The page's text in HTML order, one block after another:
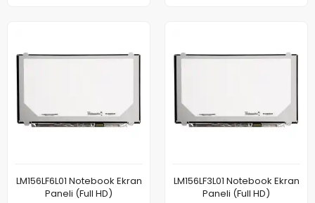
LM156LF6L01 Notebook Ekran
Paneli (Full HD)
LM156LF3L01 Notebook Ekran
Paneli (Full HD)